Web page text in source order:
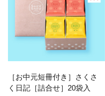
［お中元短冊付き］さくさ
く日記［詰合せ］20袋入